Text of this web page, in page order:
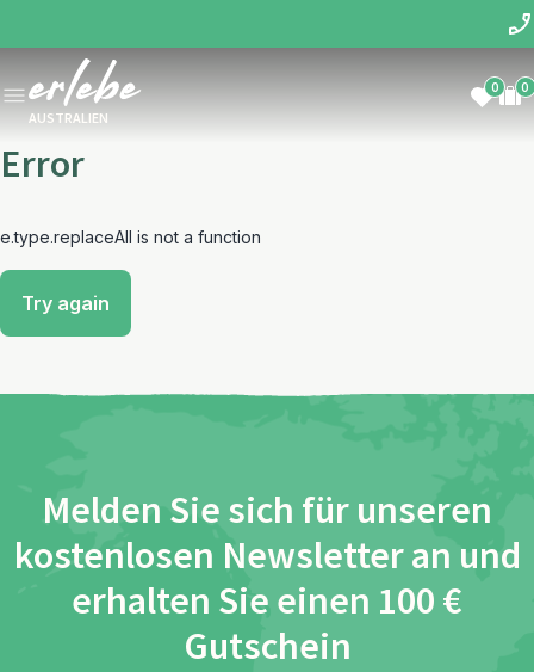
AUSTRALIEN
0 0
Error
e.type.replaceAll is not a function
Try again
Melden Sie sich für unseren
kostenlosen Newsletter an und
erhalten Sie einen 100 €
Gutschein